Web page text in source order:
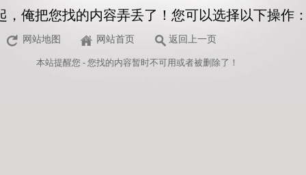
，俺把您找的内容弄丢了！您可以选择以下操作
网站地图 网站首页 返回上一页
本站提醒您 - 您找的内容暂时不可用或者被删除了！